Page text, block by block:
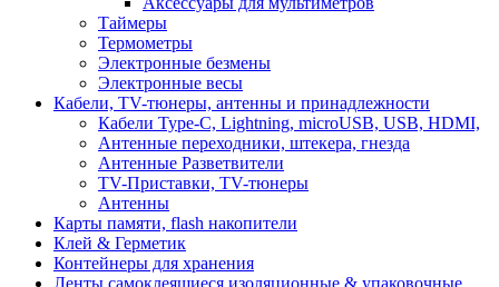
Таймеры
Термометры
Электронные безмены
Электронные весы
Кабели, TV-тюнеры, антенны и принадлежности
Кабели Type-C, Lightning, microUSB, USB, HDMI,
Антенные переходники, штекера, гнезда
Антенные Разветвители
TV-Приставки, TV-тюнеры
Антенны
Карты памяти, flash накопители
Клей & Герметик
Контейнеры для хранения
Ленты самоклеящиеся изоляционные & упаковочные